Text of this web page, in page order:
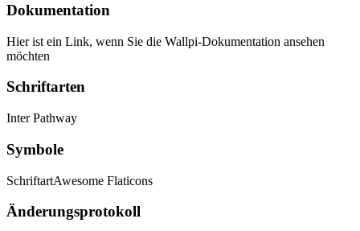
Dokumentation
Hier ist ein Link, wenn Sie die Wallpi-Dokumentation ansehen
möchten
Schriftarten
Inter Pathway
Symbole
SchriftartAwesome Flaticons
Änderungsprotokoll